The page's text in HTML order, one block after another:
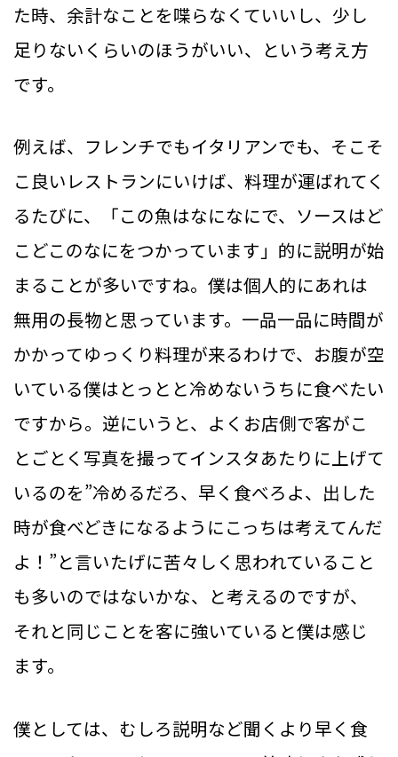
た時、余計なことを喋らなくていいし、少し
足りないくらいのほうがいい、という考え方
です。
例えば、フレンチでもイタリアンでも、そこそ
こ良いレストランにいけば、料理が運ばれてく
るたびに、「この魚はなになにで、ソースはど
こどこのなにをつかっています」的に説明が始
まることが多いですね。僕は個人的にあれは
無用の長物と思っています。一品一品に時間が
かかってゆっくり料理が来るわけで、お腹が空
いている僕はとっとと冷めないうちに食べたい
ですから。逆にいうと、よくお店側で客がこ
とごとく写真を撮ってインスタあたりに上げて
いるのを”冷めるだろ、早く食べろよ、出した
時が食べどきになるようにこっちは考えてんだ
よ！”と言いたげに苦々しく思われていること
も多いのではないかな、と考えるのですが、
それと同じことを客に強いていると僕は感じ
ます。
僕としては、むしろ説明など聞くより早く食